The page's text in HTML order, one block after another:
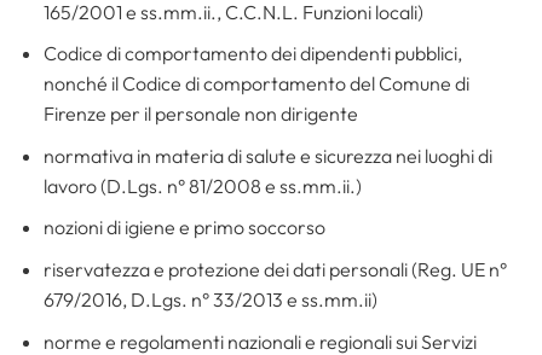
165/2001 e ss.mm.ii., C.C.N.L. Funzioni locali)
Codice di comportamento dei dipendenti pubblici,
nonché il Codice di comportamento del Comune di
Firenze per il personale non dirigente
normativa in materia di salute e sicurezza nei luoghi di
lavoro (D.Lgs. n° 81/2008 e ss.mm.ii.)
nozioni di igiene e primo soccorso
riservatezza e protezione dei dati personali (Reg. UE n°
679/2016, D.Lgs. n° 33/2013 e ss.mm.ii)
norme e regolamenti nazionali e regionali sui Servizi